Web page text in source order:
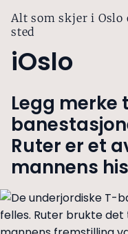
Alt som skjer i Oslo
sted
iOslo
Legg merke
Ruter er et
mannens